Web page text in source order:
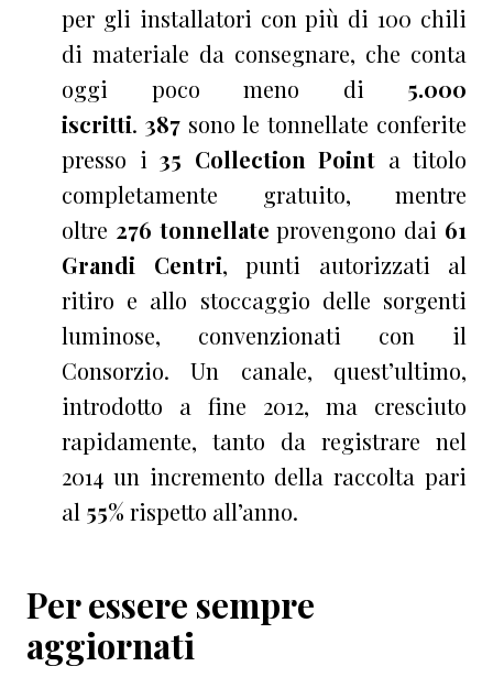
per gli installatori con più di 100 chili
di materiale da consegnare, che conta
oggi poco meno di 5.000
iscritti. 387 sono le tonnellate conferite
presso i 35 Collection Point a titolo
completamente gratuito, mentre
oltre 276 tonnellateprovengono dai 61
Grandi Centri, punti autorizzati al
ritiro e allo stoccaggio delle sorgenti
luminose, convenzionati con il
Consorzio. Un canale, quest’ultimo,
introdotto a fine 2012, ma cresciuto
rapidamente, tanto da registrare nel
2014 un incremento della raccolta pari
al 55% rispetto all’anno.
Per essere sempre
aggiornati